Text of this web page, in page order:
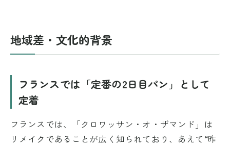
地域差・文化的背景
フランスでは「定番の2日目パン」として
定着
フランスでは、「クロワッサン・オ・ザマンド」は
リメイクであることが広く知られており、あえて“昨